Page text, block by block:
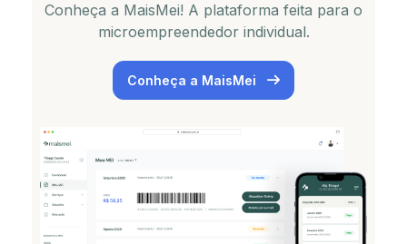
Conheça a MaisMei! A plataforma feita para o
microempreendedor individual.
Conheça a MaisMei